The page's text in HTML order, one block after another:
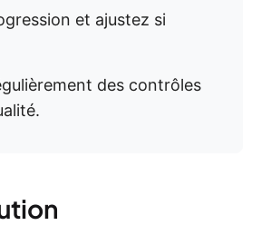
et ajustez si
des contrôles